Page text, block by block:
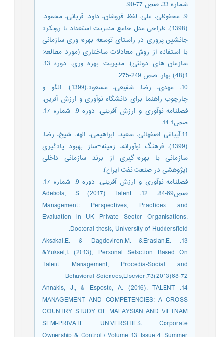
شماره 33، صص 77-90.
9. محفوظی، علی. لفظ فروشان، داود. قربانی، محمود.
(1398). طراحی مدل جامع مدیریت استعداد با رویکرد
جانشین پروری در راستای توسعه بهره¬وری سازمانی
با استفاده از روش معادلات ساختاری (مورد مطالعه:
سازمان های دولتی). مدیریت بهره وری. دوره 13.
10. مهدی، رضا. شفیعی، مسعود.(1399). الگو و
چارچوب راهنما برای دانشگاه نوآوری و ارزش آفرین.
فصلنامه نوآوری و ارزش آفرینی. دوره 9. شماره 17.
صص1-14.
11.آیباغی اصفهانی، سعید. ابراهیمی، الهه. شیخ، رضا.
(1399). فرهنگ نوآورانه، زمینه¬ساز بهبود یادگیری
سازمانی با بهره¬گیری از برند سازمانی داخلی
(پژوهشی در صنعت نفت ایران).
فصلنامه نوآوری و ارزش آفرینی. دوره 9. شماره 17.
صص69-84. 12. Adebola, S (2017) Talent
Management: Perspectives, Practices and
Evaluation in UK Private Sector Organisations.
Doctoral thesis, University of Huddersfield.
13. Aksakal,E. & Dagdeviren,M. &Eraslan,E.
&Yuksel,I. (2013), Personal Selsction Based On
Talent Management, Procedia-Social and
Behavioral Sciences,Elsevier,73(2013)68-72
14. Annakis, J., & Esposto, A. (2016). TALENT
MANAGEMENT AND COMPETENCIES: A CROSS
COUNTRY STUDY OF MALAYSIAN AND VIETNAM
SEMI-PRIVATE UNIVERSITIES. Corporate